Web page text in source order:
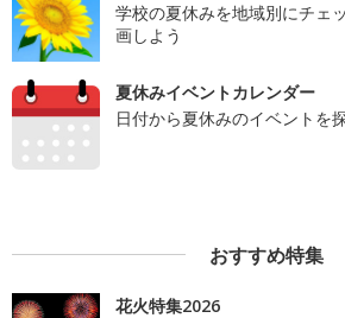
学校の夏休みを地域別にチェ
画しよう
夏休みイベントカレンダー
日付から夏休みのイベントを
おすすめ特集
花火特集2026